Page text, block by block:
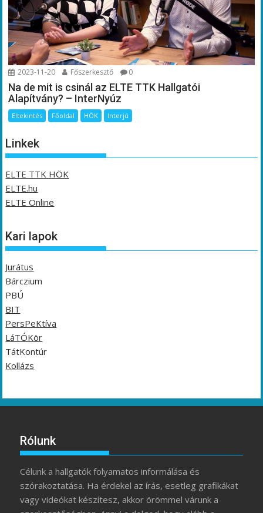
2023-11-20 Főszerkesztő 0
Na de mit is csinál az ELTE TTK Hallgatói
Alapítvány? – InterNyúz
Eltekintés Főoldal HÖK Interjú
Linkek
ELTE TTK HÖK
ELTE.hu
ELTE Online
Kari lapok
Jurátus
Bárczium
PBÚ
BIT
PersPeKtíva
LáTÓKör
TátKontúr
Kollázs
Rólunk
Célunk a hallgatók folyamatos informálása és
szórakoztatása. Ha érdekel az írás, esetleg grafikákat
vagy videókat készítesz, akkor örömmel várunk a